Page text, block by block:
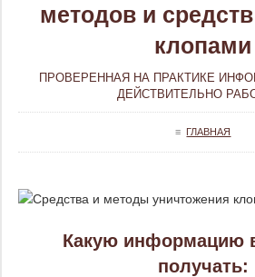
методов и
клопами
ПРОВЕРЕННАЯ НА ПРАКТИКЕ
ДЕЙСТВИТЕЛЬНО
≡ ГЛАВНАЯ
Какую информацию
получать: